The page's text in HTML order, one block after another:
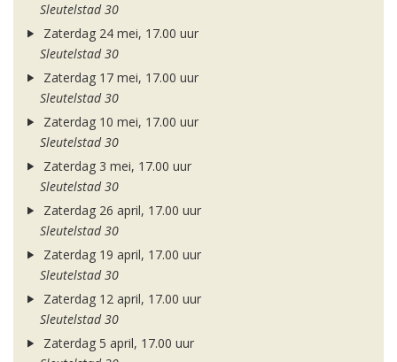
Sleutelstad 30
Zaterdag 24 mei, 17.00 uur
Sleutelstad 30
Zaterdag 17 mei, 17.00 uur
Sleutelstad 30
Zaterdag 10 mei, 17.00 uur
Sleutelstad 30
Zaterdag 3 mei, 17.00 uur
Sleutelstad 30
Zaterdag 26 april, 17.00 uur
Sleutelstad 30
Zaterdag 19 april, 17.00 uur
Sleutelstad 30
Zaterdag 12 april, 17.00 uur
Sleutelstad 30
Zaterdag 5 april, 17.00 uur